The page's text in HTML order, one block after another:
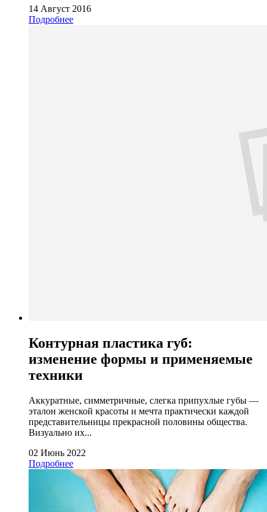
14 Август 2016
Подробнее
Контурная пластика губ:
изменение формы и применяемые
техники
Аккуратные, симметричные, слегка припухлые губы —
эталон женской красоты и мечта практически каждой
представительницы прекрасной половины общества.
Визуально их...
02 Июнь 2022
Подробнее